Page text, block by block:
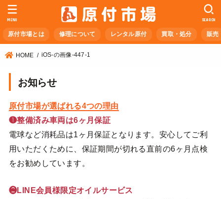
原付市場とは 修理について レンタル原付 買取・処分 販売
SEARCH
MENU
HOME iOS-の画像-447-1
お知らせ
原付市場が選ばれる4つの理由
❶整備済み車両は6ヶ月保証
電球など消耗品は1ヶ月保証となります。安心してご利
用いただくために、保証期間が切れる直前の6ヶ月点検
をお勧めしています。
❷LINE会員様限定オイルサービス